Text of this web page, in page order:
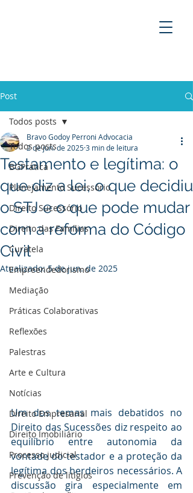
Post
Todos posts
BGPrática
Planejamento Sucessório
Direito Sucessório
Direito das Famílias
Curatela
Empreendedorismo
Mediaçāo
Práticas Colaborativas
Reflexões
Palestras
Arte e Cultura
Notícias
Direito Empresarial
Direito Imobiliário
Processo judicial
Prevenção de litígios
Todos posts
Testamento e legítima: o
que diz a lei, o que decidiu
o STJ e o que pode mudar
com a reforma do Código
Civil
Bravo Godoy Perroni Advocacia
2 de jun. de 20253 min de leitura
Atualizado:5 de jun. de 2025
Um dos temas mais debatidos no
Direito das Sucessões diz respeito ao
equilíbrio entre autonomia da
vontade do testador e a proteção da
legítima dos herdeiros necessários. A
discussão gira especialmente em